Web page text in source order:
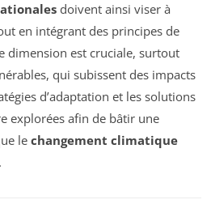
doivent ainsi viser à
en intégrant des principes de
dimension est cruciale, surtout
qui subissent des impacts
d’adaptation et les solutions
explorées afin de bâtir une
le changement climatique